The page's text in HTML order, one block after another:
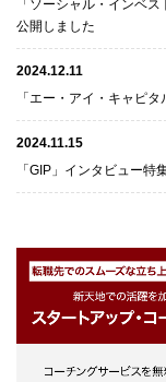
「ソーシャル・インベ
公開しました
2024.12.11
「エー・アイ・キャピ
2024.11.15
「GIP」インタビュー特